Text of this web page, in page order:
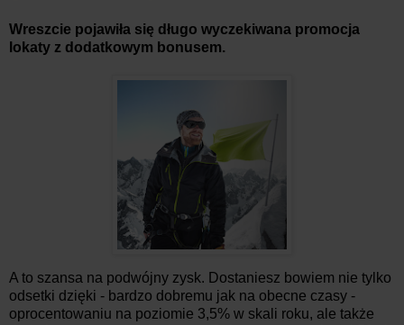
Wreszcie pojawiła się długo wyczekiwana promocja
lokaty z dodatkowym bonusem.
A to szansa na podwójny zysk. Dostaniesz bowiem nie tylko
odsetki dzięki - bardzo dobremu jak na obecne czasy -
oprocentowaniu na poziomie 3,5% w skali roku, ale także